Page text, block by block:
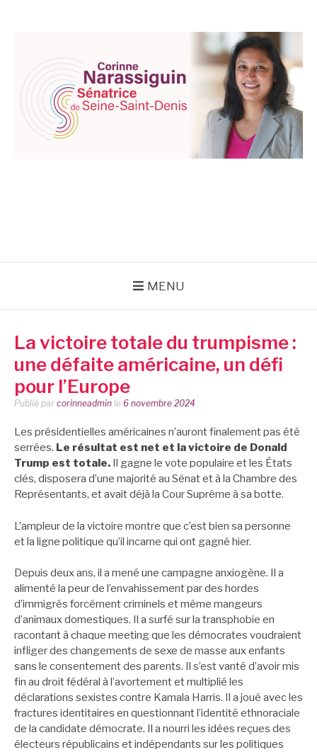
MENU
La victoire totale du trumpisme :
une défaite américaine, un défi
pour l’Europe
Publié par corinneadmin le 6 novembre 2024
Les présidentielles américaines n’auront finalement pas été
serrées. Le résultat est net et la victoire de Donald
Trump est totale. Il gagne le vote populaire et les États
clés, disposera d’une majorité au Sénat et à la Chambre des
Représentants, et avait déjà la Cour Suprême à sa botte.
L’ampleur de la victoire montre que c’est bien sa personne
et la ligne politique qu’il incarne qui ont gagné hier.
Depuis deux ans, il a mené une campagne anxiogène. Il a
alimenté la peur de l’envahissement par des hordes
d’immigrés forcément criminels et même mangeurs
d’animaux domestiques. Il a surfé sur la transphobie en
racontant à chaque meeting que les démocrates voudraient
infliger des changements de sexe de masse aux enfants
sans le consentement des parents. Il s’est vanté d’avoir mis
fin au droit fédéral à l’avortement et multiplié les
déclarations sexistes contre Kamala Harris. Il a joué avec les
fractures identitaires en questionnant l’identité ethnoraciale
de la candidate démocrate. Il a nourri les idées reçues des
électeurs républicains et indépendants sur les politiques